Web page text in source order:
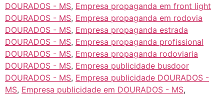
DOURADOS - MS, Empresa propaganda em front light
DOURADOS - MS, Empresa propaganda em rodovia
DOURADOS - MS, Empresa propaganda estrada
DOURADOS - MS, Empresa propaganda profissional
DOURADOS - MS, Empresa propaganda rodoviaria
DOURADOS - MS, Empresa publicidade busdoor
DOURADOS - MS, Empresa publicidade DOURADOS -
MS, Empresa publicidade em DOURADOS - MS,